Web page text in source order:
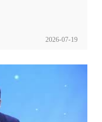
2026-07-19